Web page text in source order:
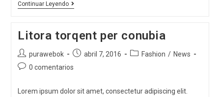
Continuar Leyendo
Litora torqent per conubia
purawebok abril 7, 2016 Fashion / News
0 comentarios
Lorem ipsum dolor sit amet, consectetur adipiscing elit.